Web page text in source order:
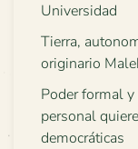
Universidad
Tierra,
originario
Poder formal
personal
democráticas